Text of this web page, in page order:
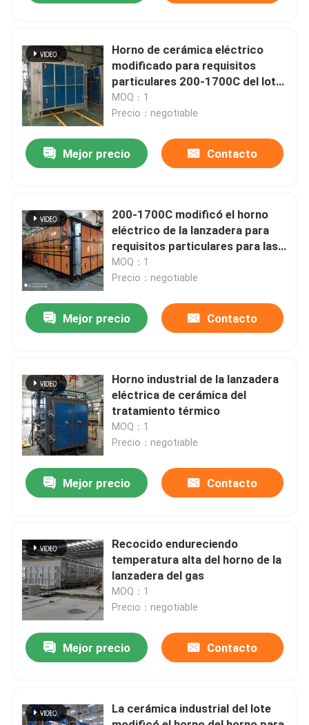
Hogar
Sobre nosotros
Viaje de la fábrica
Control de calidad
Noticias
Casos
Pida una cita
Horno de empuje
Horno de cerámica eléctrico
modificado para requisitos
particulares 200-1700C del lote
de la lanzadera
MOQ：1
Precio：negotiable
Mejor precio Contacto
200-1700C modificó el horno
eléctrico de la lanzadera para
requisitos particulares para las
mercancías sanitarias
MOQ：1
Precio：negotiable
Mejor precio Contacto
Horno industrial de la lanzadera
eléctrica de cerámica del
tratamiento térmico
MOQ：1
Precio：negotiable
Mejor precio Contacto
Recocido endureciendo
temperatura alta del horno de la
lanzadera del gas
MOQ：1
Precio：negotiable
Mejor precio Contacto
La cerámica industrial del lote